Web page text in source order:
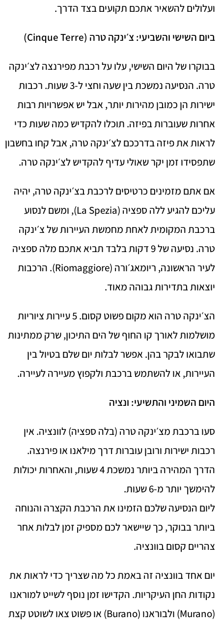
ועלולים להשאיר אתכם תקועים בצד הדרך.
ביום השישי והשביעי: צ׳ינקה טרה (Cinque Terre)
בבוקרו של היום השישי, עלו על רכבת מפירנצה לצ׳ינקה
טרה. הנסיעה נמשכת בין שעה וחצי ל-3 שעות. רכבות
ישירות הן כמובן מהירות יותר, אבל יש אפשרויות רבות
אחרות שעוברות בפיזה. תוכלו להקדיש כמה שעות כדי
לראות את פיזה בדרככם לצ׳ינקה טרה, אבל קחו בחשבון
שתפסידו זמן יקר שאולי עדיף להקדיש לצ׳ינקה טרה.
אם אתם מזמינים כרטיסים לרכבת בצ׳ינקה טרה, יהיה
עליכם להגיע ללה ספציה (La Spezia), ומשם לנסוע
ברכבת המקומית לאחת מחמשת העיירות של צ׳ינקה
טרה. נסיעה של 9 דקות בלבד תביא אתכם מלה ספציה
לעיר הראשונה, ריומאג׳ורה (Riomaggiore). הרכבות
יוצאות בתדירות גבוהה מאוד.
הצ׳ינקה טרה הוא מקום פשוט קסום. 5 עיירות ציוריות
מושלמות לאורך קו החוף של הים התיכון, שרק ממתינות
שתבואו לבקר בהן. אפשר לבלות יום שלם בטיול בין
העיירות, או להשתמש ברכבת ולקפוץ מעיירה לעיירה.
היום השמיני והתשיעי: ונציה
סעו ברכבת מצ׳ינקה טרה (בלה ספציה) לוונציה. אין
רכבות ישירות ורובן עוברות דרך מילאנו או פירנצה.
הדרך המהירה ביותר נמשכת 4 שעות, והאחרות יכולות
להימשך יותר מ-6 שעות.
ליום הנסיעה שלכם הזמינו את הרכבת הקצרה והנוחה
ביותר בבוקר, כך שיישאר לכם מספיק זמן לבלות אחר
צהריים קסום בוונציה.
יום אחד בוונציה זה באמת כל מה שצריך כדי לראות את
נקודות החן העיקריות. הקדישו זמן נוסף לשייט למוראנו
(Murano) ולבוראנו (Burano) או פשוט צאו לשוטט קצת